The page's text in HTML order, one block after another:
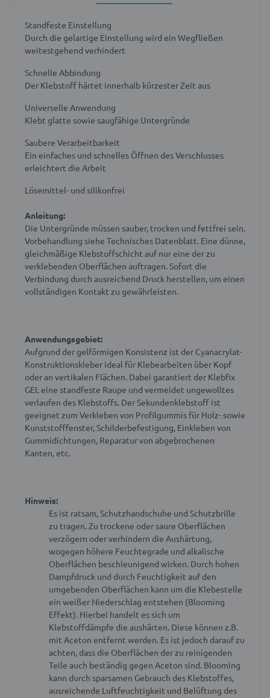
Standfeste Einstellung
Durch die gelartige Einstellung wird ein Wegfließen
weitestgehend verhindert
Schnelle Abbindung
Der Klebstoff härtet innerhalb kürzester Zeit aus
Universelle Anwendung
Klebt glatte sowie saugfähige Untergründe
Saubere Verarbeitbarkeit
Ein einfaches und schnelles Öffnen des Verschlusses
erleichtert die Arbeit
Lösemittel- und silikonfrei
Anleitung:
Die Untergründe müssen sauber, trocken und fettfrei sein.
Vorbehandlung siehe Technisches Datenblatt. Eine dünne,
gleichmäßige Klebstoffschicht auf nur eine der zu
verklebenden Oberflächen auftragen. Sofort die
Verbindung durch ausreichend Druck herstellen, um einen
vollständigen Kontakt zu gewährleisten.
Anwendungsgebiet:
Aufgrund der gelförmigen Konsistenz ist der Cyanacrylat-
Konstruktionskleber ideal für Klebearbeiten über Kopf
oder an vertikalen Flächen. Dabei garantiert der Klebfix
GEL eine standfeste Raupe und vermeidet ungewolltes
verlaufen des Klebstoffs. Der Sekundenklebstoff ist
geeignet zum Verkleben von Profilgummis für Holz- sowie
Kunststofffenster, Schilderbefestigung, Einkleben von
Gummidichtungen, Reparatur von abgebrochenen
Kanten, etc.
Hinweis:
Es ist ratsam, Schutzhandschuhe und Schutzbrille
zu tragen.Zu trockene oder saure Oberflächen
verzögern oder verhindern die Aushärtung,
wogegen höhere Feuchtegrade und alkalische
Oberflächen beschleunigend wirken. Durch hohen
Dampfdruck und durch Feuchtigkeit auf den
umgebenden Oberflächen kann um die Klebestelle
ein weißer Niederschlag entstehen (Blooming
Effekt). Hierbei handelt es sich um
Klebstoffdämpfe die aushärten. Diese können z.B.
mit Aceton entfernt werden. Es ist jedoch darauf zu
achten, dass die Oberflächen der zu reinigenden
Teile auch beständig gegen Aceton sind. Blooming
kann durch sparsamen Gebrauch des Klebstoffes,
ausreichende Luftfeuchtigkeit und Belüftung des